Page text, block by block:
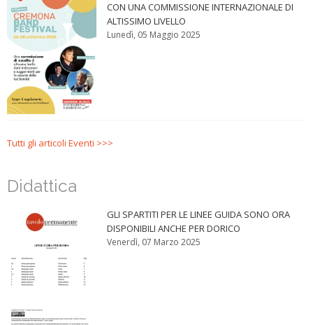
CON UNA COMMISSIONE INTERNAZIONALE DI
ALTISSIMO LIVELLO
Lunedì, 05 Maggio 2025
Tutti gli articoli Eventi >>>
Didattica
GLI SPARTITI PER LE LINEE GUIDA SONO ORA
DISPONIBILI ANCHE PER DORICO
Venerdì, 07 Marzo 2025